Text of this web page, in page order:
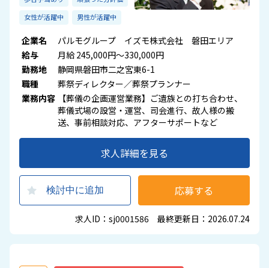
女性が活躍中
男性が活躍中
企業名
パルモグループ イズモ株式会社 磐田エリア
給与
月給 245,000円～330,000円
勤務地
静岡県磐田市二之宮東6-1
職種
葬祭ディレクター／葬祭プランナー
業務内容
【葬儀の企画運営業務】ご遺族との打ち合わせ、
葬儀式場の設営・運営、司会進行、故人様の搬
送、事前相談対応、アフターサポートなど
求人詳細を見る
検討中に追加 応募する
求人ID：sj0001586 最終更新日：2026.07.24